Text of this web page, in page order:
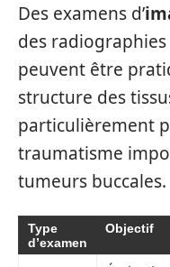
Des examens d’
des
peuvent être
structure des
particulièrement
traumatisme
tumeurs buccales.
Type
d’examen
Objectif